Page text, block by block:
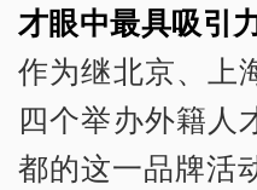
才眼中最具吸引
作为继北京、上
四个举办外籍人
都的这一品牌活